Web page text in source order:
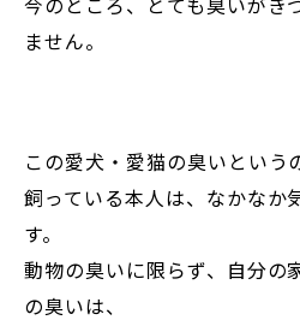
ません。
この愛犬・愛猫の臭いという
飼っている本人は、なかなか
す。
動物の臭いに限らず、自分の
の臭いは、